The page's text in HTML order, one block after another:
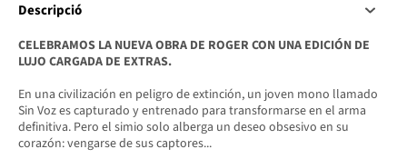
Descripció
CELEBRAMOS LA NUEVA OBRA DE ROGER CON UNA EDICIÓN DE
LUJO CARGADA DE EXTRAS.
En una civilización en peligro de extinción, un joven mono llamado
Sin Voz es capturado y entrenado para transformarse en el arma
definitiva. Pero el simio solo alberga un deseo obsesivo en su
corazón: vengarse de sus captores...